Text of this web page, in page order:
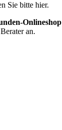
Sie bitte hier.
Onlineshop
an.